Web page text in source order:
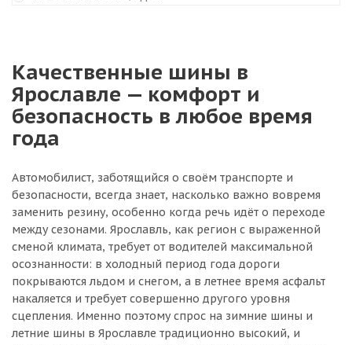
Качественные шины в
Ярославле — комфорт и
безопасность в любое время
года
Автомобилист, заботящийся о своём транспорте и
безопасности, всегда знает, насколько важно вовремя
заменить резину, особенно когда речь идёт о переходе
между сезонами. Ярославль, как регион с выраженной
сменой климата, требует от водителей максимальной
осознанности: в холодный период года дороги
покрываются льдом и снегом, а в летнее время асфальт
накаляется и требует совершенно другого уровня
сцепления. Именно поэтому спрос на зимние шины и
летние шины в Ярославле традиционно высокий, и